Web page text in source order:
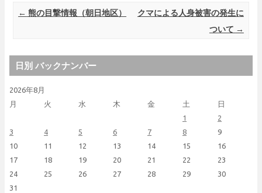
Post navigation
← 熊の目撃情報（朝日地区）
クマによる人身被害の発生に
ついて →
日別 バックナンバー
2026年8月
月
火 水 木 金 土 日
1
2
3
4 5 6 7 8
9
10
11 12 13 14 15
16
17
18 19 20 21 22
23
24
25 26 27 28 29
30
31